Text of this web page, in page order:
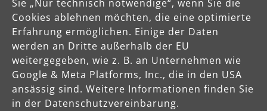
Produkte
Service
Unternehmen
Sie „Nur technisch notwendige“, wenn Sie die
Cookies ablehnen möchten, die eine optimierte
Erfahrung ermöglichen. Einige der Daten
werden an Dritte außerhalb der EU
weitergegeben, wie z. B. an Unternehmen wie
Google & Meta Platforms, Inc., die in den USA
ansässig sind. Weitere Informationen finden Sie
in der Datenschutzvereinbarung.